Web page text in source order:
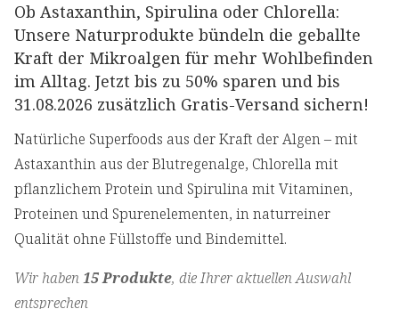
Ob Astaxanthin, Spirulina oder Chlorella:
Unsere Naturprodukte bündeln die geballte
Kraft der Mikroalgen für mehr Wohlbefinden
im Alltag. Jetzt bis zu 50% sparen und bis
31.08.2026 zusätzlich Gratis-Versand sichern!
Natürliche Superfoods aus der Kraft der Algen – mit
Astaxanthin aus der Blutregenalge, Chlorella mit
pflanzlichem Protein und Spirulina mit Vitaminen,
Proteinen und Spurenelementen, in naturreiner
Qualität ohne Füllstoffe und Bindemittel.
Wir haben15 Produkte, die Ihrer aktuellen Auswahl
entsprechen